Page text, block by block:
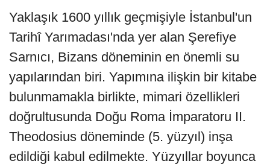
Yaklaşık 1600 yıllık geçmişiyle İstanbul'un
Tarihî Yarımadası'nda yer alan Şerefiye
Sarnıcı, Bizans döneminin en önemli su
yapılarından biri. Yapımına ilişkin bir kitabe
bulunmamakla birlikte, mimari özellikleri
doğrultusunda Doğu Roma İmparatoru II.
Theodosius döneminde (5. yüzyıl) inşa
edildiği kabul edilmekte. Yüzyıllar boyunca